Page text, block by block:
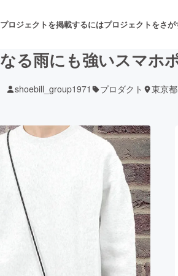
プロジェクトを掲載するにはプロジェクトをさが
舞台・パフ
ービス開発 フード・飲
誌出版 アニメ・漫画
ビューテ
る雨にも強いスマホ
shoebill_group1971 プロダクト 東京都